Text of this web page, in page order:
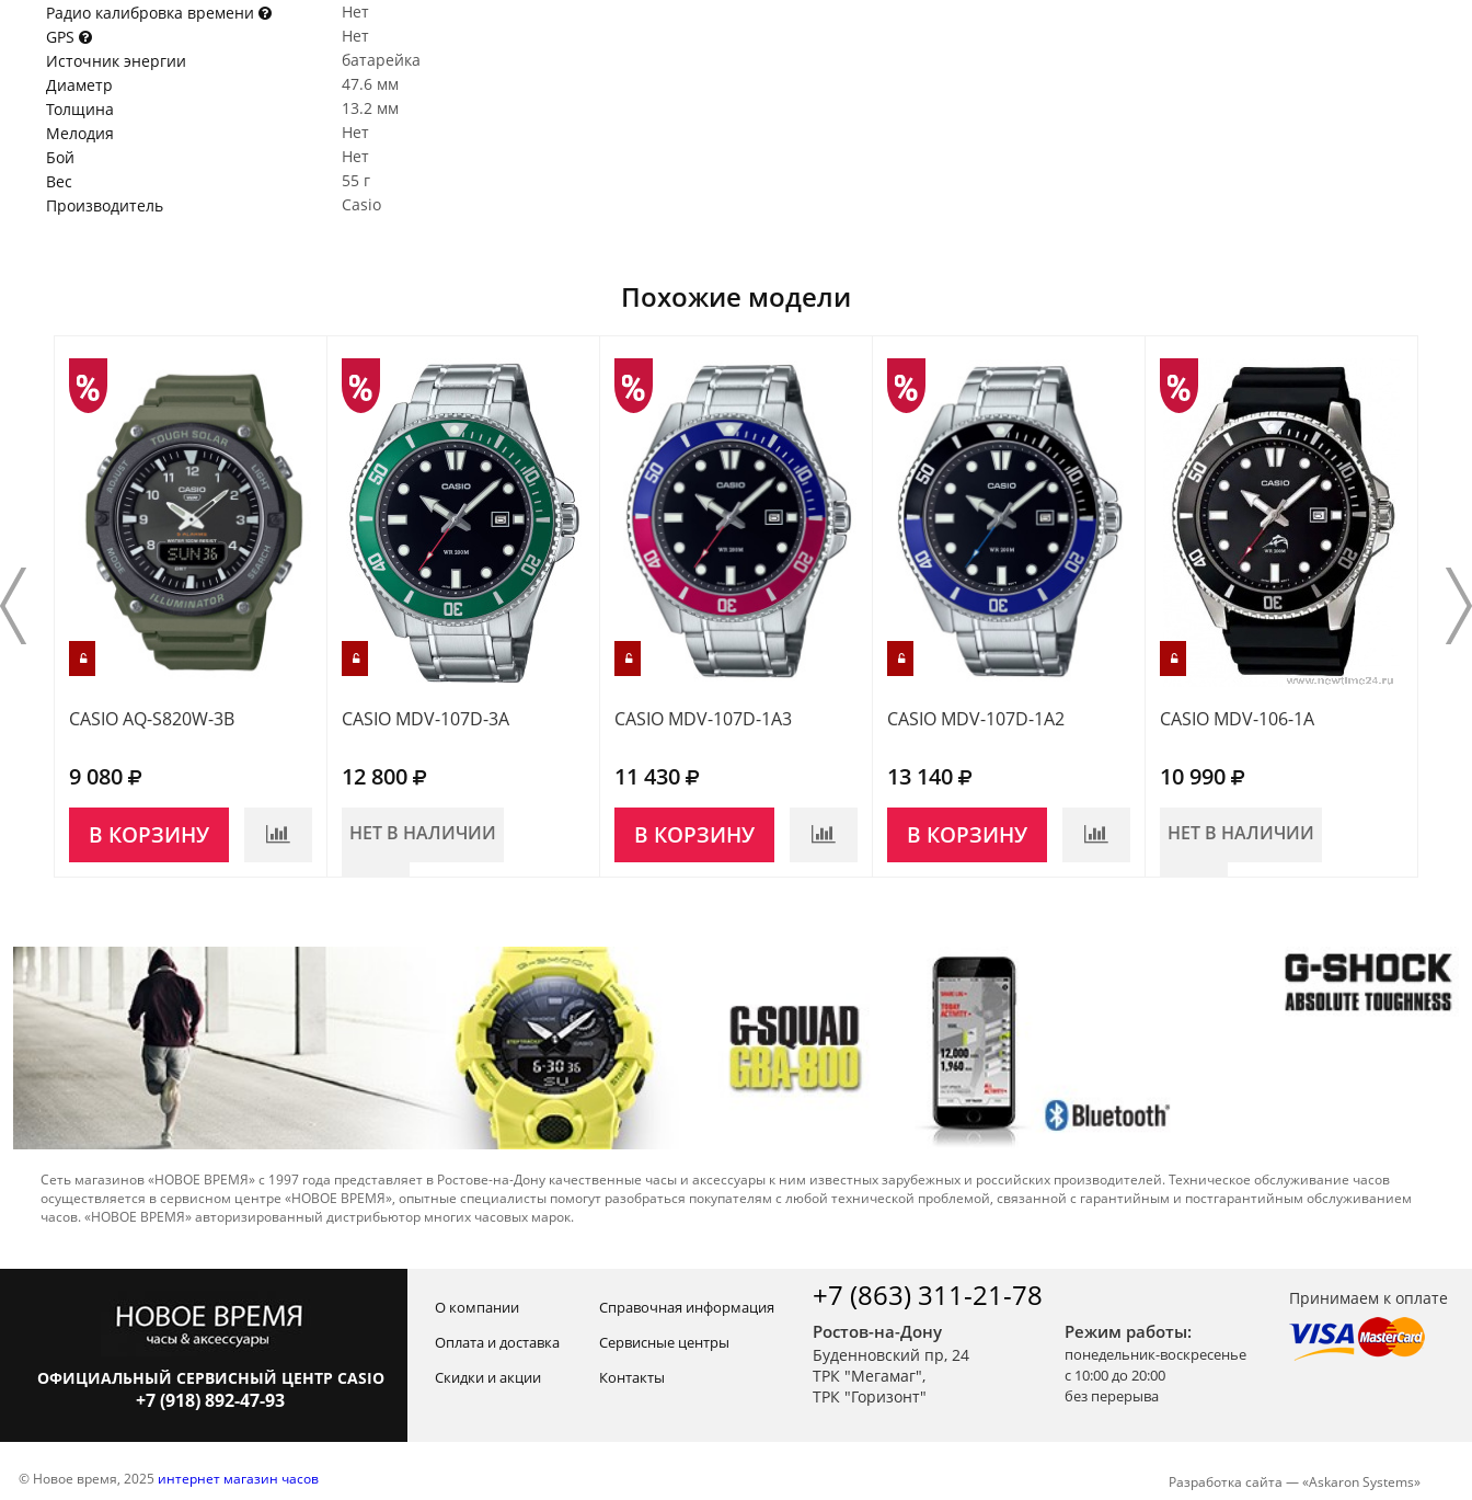
Радио калибровка времени
Нет
GPS
Нет
Источник энергии
батарейка
Диаметр
47.6 мм
Толщина
13.2 мм
Мелодия
Нет
Бой
Нет
Вес
55 г
Производитель
Casio
Похожие модели
CASIO AQ-S820W-3B
9 080
В КОРЗИНУ
CASIO MDV-107D-3A
12 800
НЕТ В НАЛИЧИИ
CASIO MDV-107D-1A3
11 430
В КОРЗИНУ
CASIO MDV-107D-1A2
13 140
В КОРЗИНУ
CASIO MDV-106-1A
10 990
НЕТ В НАЛИЧИИ
Сеть магазинов «НОВОЕ ВРЕМЯ» с 1997 года представляет в Ростове-на-Дону качественные часы и аксессуары к ним известных зарубежных и российских производителей. Техническое обслуживание часов
осуществляется в сервисном центре «НОВОЕ ВРЕМЯ», опытные специалисты помогут разобраться покупателям с любой технической проблемой, связанной с гарантийным и постгарантийным обслуживанием
часов. «НОВОЕ ВРЕМЯ» авторизированный дистрибьютор многих часовых марок.
ОФИЦИАЛЬНЫЙ СЕРВИСНЫЙ ЦЕНТР CASIO
+7 (918) 892-47-93
О компании
Оплата и доставка
Скидки и акции
Справочная информация
Сервисные центры
Контакты
+7 (863) 311-21-78
Режим работы:
понедельник-воскресенье
с 10:00 до 20:00
без перерыва
Ростов-на-Дону
Буденновский пр, 24
ТРК "Мегамаг",
ТРК "Горизонт"
Принимаем к оплате
© Новое время, 2025 интернет магазин часов Разработка сайта —«Askaron Systems»